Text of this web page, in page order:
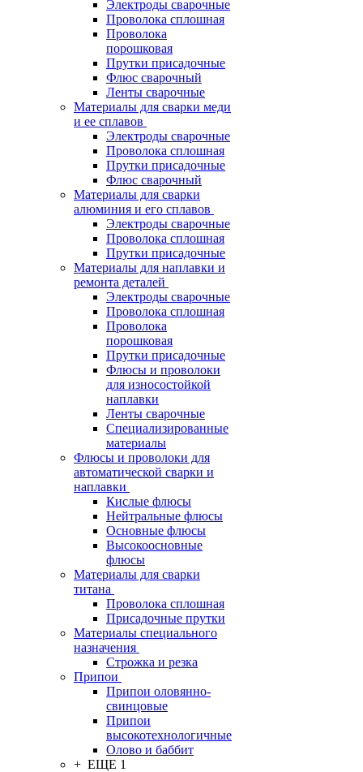
Электроды сварочные
Проволока сплошная
Проволока
порошковая
Прутки присадочные
Флюс сварочный
Ленты сварочные
Материалы для сварки меди
и ее сплавов
Электроды сварочные
Проволока сплошная
Прутки присадочные
Флюс сварочный
Материалы для сварки
алюминия и его сплавов
Электроды сварочные
Проволока сплошная
Прутки присадочные
Материалы для наплавки и
ремонта деталей
Электроды сварочные
Проволока сплошная
Проволока
порошковая
Прутки присадочные
Флюсы и проволоки
для износостойкой
наплавки
Ленты сварочные
Специализированные
материалы
Флюсы и проволоки для
автоматической сварки и
наплавки
Кислые флюсы
Нейтральные флюсы
Основные флюсы
Высокоосновные
флюсы
Материалы для сварки
титана
Проволока сплошная
Присадочные прутки
Материалы специального
назначения
Строжка и резка
Припои
Припои оловянно-
свинцовые
Припои
высокотехнологичные
Олово и баббит
+ ЕЩЕ 1